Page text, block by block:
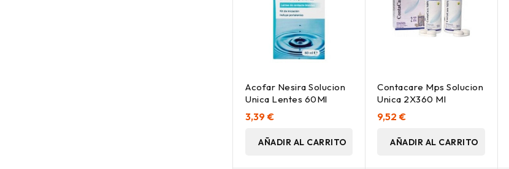
Acofar Nesira Solucion
Unica Lentes 60Ml
3,39 €
AÑADIR AL CARRITO
Contacare Mps Solucion
Unica 2X360 Ml
9,52 €
AÑADIR AL CARRITO